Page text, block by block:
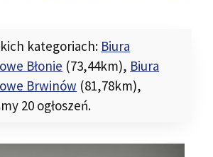
kategoriach: Biura
Błonie (73,44km), Biura
Brwinów (81,78km),
20 ogłoszeń.